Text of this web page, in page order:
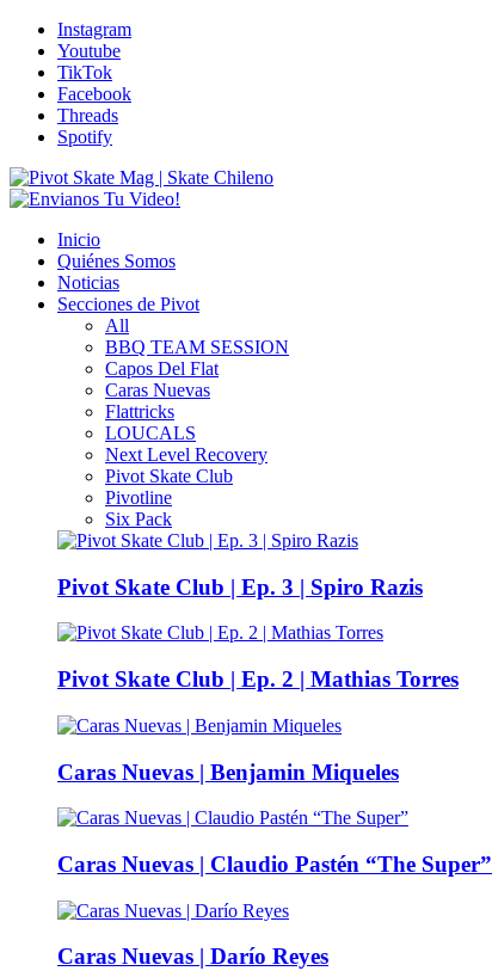
Instagram
Youtube
TikTok
Facebook
Threads
Spotify
Inicio
Quiénes Somos
Noticias
Secciones de Pivot
All
BBQ TEAM SESSION
Capos Del Flat
Caras Nuevas
Flattricks
LOUCALS
Next Level Recovery
Pivot Skate Club
Pivotline
Six Pack
Pivot Skate Club | Ep. 3 | Spiro Razis
Pivot Skate Club | Ep. 2 | Mathias Torres
Caras Nuevas | Benjamin Miqueles
Caras Nuevas | Claudio Pastén “The Super”
Caras Nuevas | Darío Reyes